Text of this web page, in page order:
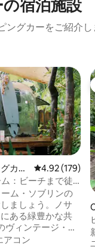
宿泊施設
ングカーをご紹介し
均評価
カ
レビュー179
4.92 (179)
：ビーチまで徒
ム・ソブリンの
ましょう。ノサ
ある緑豊かな共
ヴィンテージ・エ
エアスト
アコン